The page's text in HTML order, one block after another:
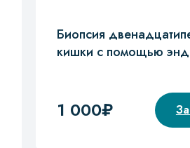
Биопсия
кишки с помощью
1 000₽